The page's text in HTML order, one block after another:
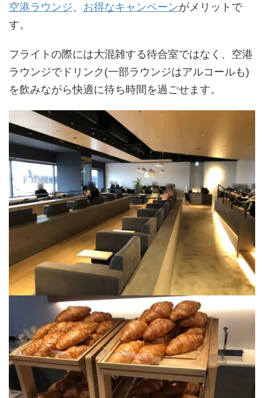
空港ラウンジ、 お得なキャンペーンがメリットで
す。
フライトの際には大混雑する待合室ではなく、空港
ラウンジでドリンク(一部ラウンジはアルコールも)
を飲みながら快適に待ち時間を過ごせます。